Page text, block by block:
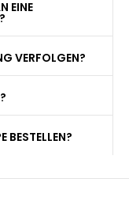
EINE
VERFOLGEN?
BESTELLEN?